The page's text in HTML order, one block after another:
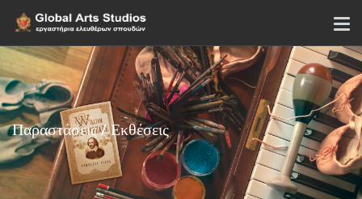
Παραστάσεις / Εκθέσεις